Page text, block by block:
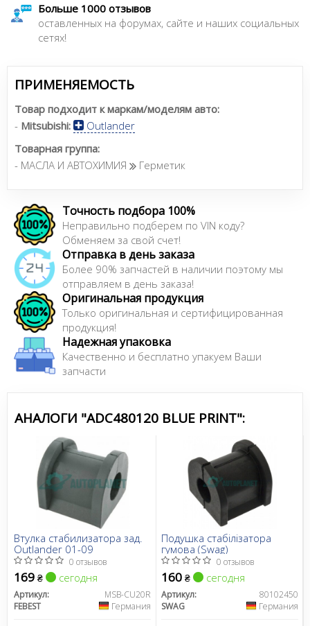
Больше 1000 отзывов
оставленных на форумах, сайте и наших социальных
сетях!
ПРИМЕНЯЕМОСТЬ
Товар подходит к маркам/моделям авто:
- Mitsubishi:
Outlander
Товарная группа:
- МАСЛА И АВТОХИМИЯ
Герметик
Точность подбора 100%
Неправильно подберем по VIN коду?
Обменяем за свой счет!
Отправка в день заказа
Более 90% запчастей в наличии поэтому мы
отправляем в день заказа!
Оригинальная продукция
Только оригинальная и сертифицированная
продукция!
Надежная упаковка
Качественно и бесплатно упакуем Ваши
запчасти
АНАЛОГИ "ADC480120 BLUE PRINT":
Втулка стабилизатора зад.
Outlander 01-09
0 отзывов
169 ₴ сегодня
Артикул:
MSB-CU20R
FEBEST
Германия
Подушка стабілізатора
гумова (Swag)
0 отзывов
160 ₴ сегодня
Артикул:
80102450
SWAG
Германия